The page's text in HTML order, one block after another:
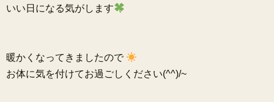
いい日になる気がします
暖かくなってきましたので
お体に気を付けてお過ごしください(^^)/~